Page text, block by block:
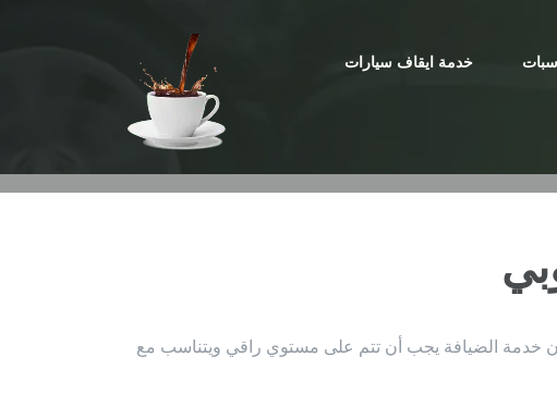
خدمة ايقاف سيارات
أن خدمة الضيافة يجب أن تتم على مستوي راقي ويتناسب مع